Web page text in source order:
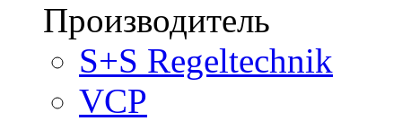
Производитель
S+S Regeltechnik
VCP